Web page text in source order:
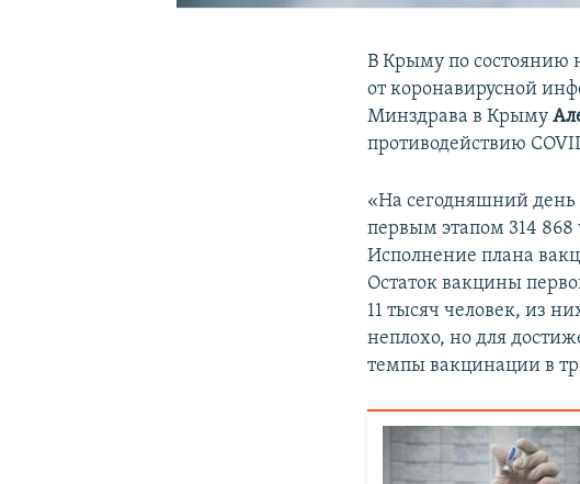
В Крыму по состоянию
от коронавирусной
Минздрава в Крыму
противодействию
«На сегодняшний день
первым этапом 314 868
Исполнение плана
Остаток вакцины
11 тысяч человек, из
неплохо, но для
темпы вакцинации в